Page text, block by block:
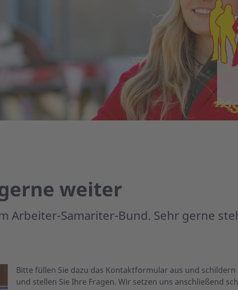
weiter
Arbeiter-Samariter-Bund. Sehr gerne
Bitte füllen Sie dazu das Kontaktformular aus und
und stellen Sie Ihre Fragen. Wir setzen uns anschließend